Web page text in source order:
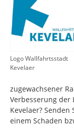
Logo Wallfahrtsstadt
Kevelaer
zugewachsener
Verbesserung
Kevelaer?
einem Schaden